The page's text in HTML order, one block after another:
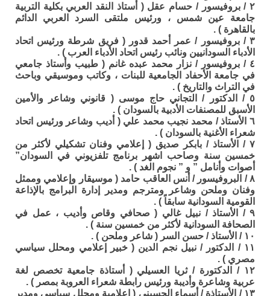
٢ / بروفيسور / حسام عقل ( أستاذ النقد العربي بكلية التربية
جامعة عين شمس ، ورئيس ملتقى السرد العربي الدائم
بالقاهرة ) .
٣ / بروفيسور / عمر أحمد قدور ( فريق شرطة ورئيس اتحاد
الأدباء السودانيين ونائب رئيس اتحاد الأدباء العرب ) .
٤ / بروفيسور / نزار محمد عبده غانم ( طبيب وأستاذ جامعي
في جامعة الأحفاد الجامعية للبنات ، وكاتب وموسيقي وباحث
في التراث والتاريخ ) .
٥ / الدكتور / التجاني حاج موسى ( قانوني وشاعر والأمين
الأسبق للمصنفات الأدبية بالسودان ) .
٦ الأستاذ / محمد نجيب محمد علي ( أديب وشاعر ورئيس اتحاد
شعراء الأغنية بالسودان ) .
٧ / الأستاذ / بابكر صديق ( إعلامي وفنان تشكيلي لأكثر من
خمسين سنة وصاحب اشهر برنامج تلفزيوني في السودان”
أصوات وأنامل ” و ” نجوم الغد ) .
٨ / البروفيسور / أنس العاقب حامد ( موسيقار وإعلامي وممثل
وفنان وملحن وشاعر ومترجم ومدير إدارة البرامج بالإذاعة
القومية السودانية سابقاً ) .
٩ / الأستاذ / نبيل غالي ( صحافي وقاص وأديب ، عمل في
الصحافة السودانية لأكثر من خمسين سنة ) .
١٠ / الأستاذ / حسن السر ( شاعر وملحن ) .
١١ / الدكتور / نبيل نجم الدين ( خبير إعلامي ومحلل سياسي
مصري ) .
١٢ / الدكتورة / ثريا العسيلي ( أستاذة جامعية تخصص لغة
عربية وشاعرة وأديبة ورئيس رابطة شعراء العروبة بمصر ) .
١٣ / الأستاذة / أسماء الحسيني ( إعلامية ومحلل سياسي ومدير